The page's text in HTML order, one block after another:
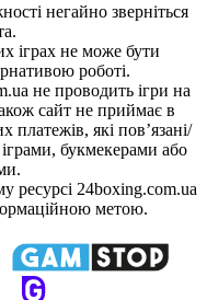
негайно зверніться
іграх не може бути
роботі.
не проводить ігри на
сайт не приймає в
платежів, які пов’язані/
букмекерами або
ресурсі 24boxing.com.ua
метою.